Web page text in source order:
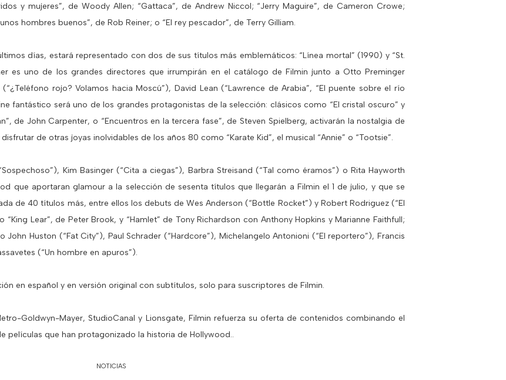
y mujeres”, de Woody Allen; “Gattaca”, de Andrew Niccol; “Jerry Maguire”, de Cameron Crowe;
hombres buenos”, de Rob Reiner; o “El rey pescador”, de Terry Gilliam.
días, estará representado con dos de sus títulos más emblemáticos: “Línea mortal” (1990) y “St.
es uno de los grandes directores que irrumpirán en el catálogo de Filmin junto a Otto Preminger
rojo? Volamos hacia Moscú”), David Lean (“Lawrence de Arabia”, “El puente sobre el río
fantástico será uno de los grandes protagonistas de la selección: clásicos como “El cristal oscuro” y
de John Carpenter, o “Encuentros en la tercera fase”, de Steven Spielberg, activarán la nostalgia de
de otras joyas inolvidables de los años 80 como “Karate Kid”, el musical “Annie” o “Tootsie”.
Kim Basinger (“Cita a ciegas”), Barbra Streisand (“Tal como éramos”) o Rita Hayworth
que aportaran glamour a la selección de sesenta títulos que llegarán a Filmin el 1 de julio, y que se
de 40 títulos más, entre ellos los debuts de Wes Anderson (“Bottle Rocket”) y Robert Rodriguez (“El
Lear”, de Peter Brook, y “Hamlet” de Tony Richardson con Anthony Hopkins y Marianne Faithfull;
Huston (“Fat City”), Paul Schrader (“Hardcore”), Michelangelo Antonioni (“El reportero”), Francis
(“Un hombre en apuros”).
en español y en versión original con subtítulos, solo para suscriptores de Filmin.
Goldwyn-Mayer, StudioCanal y Lionsgate, Filmin refuerza su oferta de contenidos combinando el
películas que han protagonizado la historia de Hollywood..
NOTICIAS